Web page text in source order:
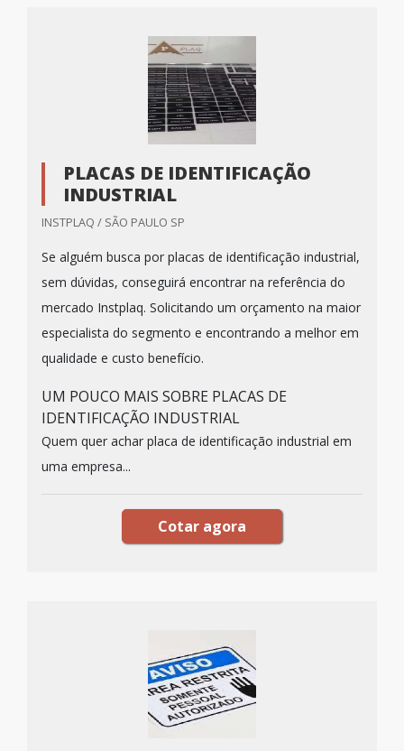
PLACAS DE IDENTIFICAÇÃO
INDUSTRIAL
INSTPLAQ / SÃO PAULO SP
Se alguém busca por placas de identificação industrial,
sem dúvidas, conseguirá encontrar na referência do
mercado Instplaq. Solicitando um orçamento na maior
especialista do segmento e encontrando a melhor em
qualidade e custo benefício.
UM POUCO MAIS SOBRE PLACAS DE
IDENTIFICAÇÃO INDUSTRIAL
Quem quer achar placa de identificação industrial em
uma empresa...
Cotar agora